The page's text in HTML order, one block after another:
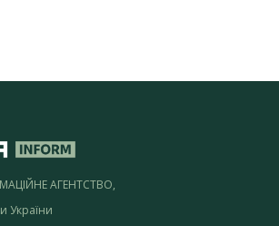
АГЕНТСТВО,
України